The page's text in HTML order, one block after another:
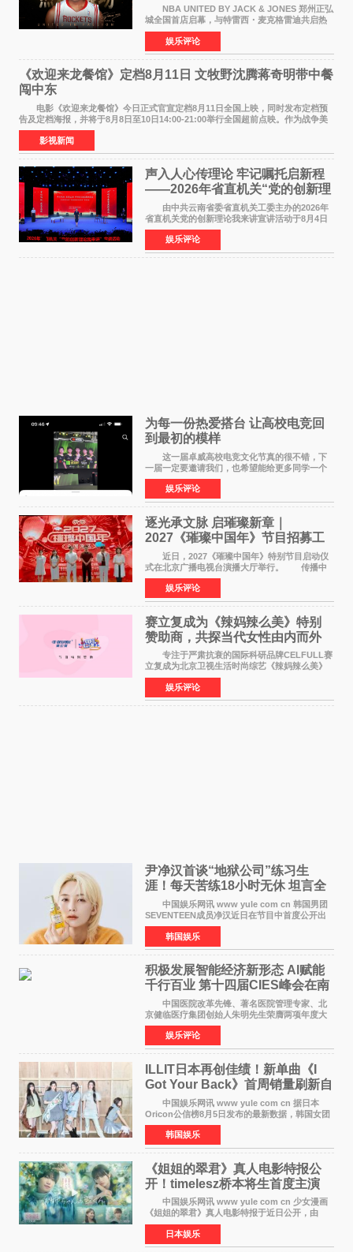
NBA UNITED BY JACK & JONES 郑州正弘
城全国首店启幕，与特雷西・麦克格雷迪共启热
爱 2026 年7 月21 日，
NBAUNITEDBYJACK&JONES 全国首店，于郑
州正弘城正式启幕。NBA 传奇球星
娱乐评论
《欢迎来龙餐馆》定档8月11日 文牧野沈腾蒋奇明带中餐
闯中东
电影《欢迎来龙餐馆》今日正式官宣定档8月11日全国上映，同时发布定档预
告及定档海报，并将于8月8日至10日14:00-21:00举行全国超前点映。作为战争美
食大片，影片讲述的是中国厨师徐福（沈腾
影视新闻
声入人心传理论 牢记嘱托启新程
——2026年省直机关“党的创新理
论我来讲”宣讲活动圆满落幕
由中共云南省委省直机关工委主办的2026年
省直机关党的创新理论我来讲宣讲活动于8月4日
至5日在昆明举办。活动以 "牢记嘱托 感恩奋进
开创云南发展新局面 "为主题，坚持以新时代中国
特色社会主义
娱乐评论
为每一份热爱搭台 让高校电竞回
到最初的模样
这一届卓威高校电竞文化节真的很不错，下
一届一定要邀请我们，也希望能给更多同学一个
来到现场的机会。 2026卓威高校电竞文化节
已经落下帷幕，在活动结束后，仍有不少高校电
竞社负责人和现
娱乐评论
逐光承文脉 启璀璨新章｜
2027《璀璨中国年》节目招募工
作圆满启动
近日，2027《璀璨中国年》特别节目启动仪
式在北京广播电视台演播大厅举行。 传播中
华优秀传统文化，弘扬纯正国风艺术，打造高规
格、高质感、正能量的文艺盛典，是璀璨中国年
矢志不渝的初心
娱乐评论
赛立复成为《辣妈辣么美》特别
赞助商，共探当代女性由内而外
活力美
专注于严肃抗衰的国际科研品牌CELFULL赛
立复成为北京卫视生活时尚综艺《辣妈辣么美》
的特别赞助商,明星辣妈袁咏仪倾情参与，向广大
都市女性传递健康生活新主张，寄语当代女性在
家庭与自我之间
娱乐评论
尹净汉首谈“地狱公司”练习生
涯！每天苦练18小时无休 坦言全
靠成员撑过来
中国娱乐网讯 www yule com cn 韩国男团
SEVENTEEN成员净汉近日在节目中首度公开出
道前的残酷练习生经历，并提及经纪公司Pledis
娱乐，引发广泛关注。 在8月2日播出的日本
TBS综艺节目《周
韩国娱乐
积极发展智能经济新形态 Al赋能
千行百业 第十四届CIES峰会在南
京盛大召开
中国医院改革先锋、著名医院管理专家、北
京健临医疗集团创始人朱明先生荣膺两项年度大
奖 2026年7月31日，盛夏金陵，长江之畔，
以重落地·真务实·强链接为主题的2026&lsquo;人
工智能+&rsquo
娱乐评论
ILLIT日本再创佳绩！新单曲《I
Got Your Back》首周销量刷新自
身纪录
中国娱乐网讯 www yule com cn 据日本
Oricon公信榜8月5日发布的最新数据，韩国女团
ILLIT在日本发行的第二张单曲《I Got Your
Back》首周销量达到71,009张，成功跻身最新一
期周单曲排行
韩国娱乐
《姐姐的翠君》真人电影特报公
开！timelesz桥本将生首度主演
12月4日上映
中国娱乐网讯 www yule com cn 少女漫画
《姐姐的翠君》真人电影特报于近日公开，由
timelesz成员桥本将生担任主演，这也是他首次
担任电影主演，引发高度关注。 女高中生咲
苗翠（中岛瑠菜
日本娱乐